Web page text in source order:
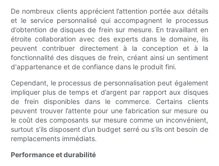
De nombreux clients apprécient l’attention portée aux détails
et le service personnalisé qui accompagnent le processus
d’obtention de disques de frein sur mesure. En travaillant en
étroite collaboration avec des experts dans le domaine, ils
peuvent contribuer directement à la conception et à la
fonctionnalité des disques de frein, créant ainsi un sentiment
d'appartenance et de confiance dans le produit fini.
Cependant, le processus de personnalisation peut également
impliquer plus de temps et d’argent par rapport aux disques
de frein disponibles dans le commerce. Certains clients
peuvent trouver l’attente pour une fabrication sur mesure ou
le coût des composants sur mesure comme un inconvénient,
surtout s’ils disposent d’un budget serré ou s’ils ont besoin de
remplacements immédiats.
Performance et durabilité